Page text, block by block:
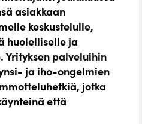
asiakkaan
keskustelulle,
huolelliselle ja
palveluihin
ja iho-ongelmien
jotka
että